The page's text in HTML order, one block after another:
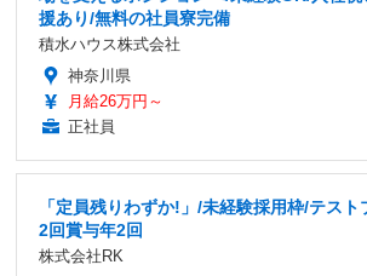
援あり/無料の社員寮完備
積水ハウス株式会社
神奈川県
月給26万円～
正社員
「定員残りわずか!」/未経験採用枠/テス
2回賞与年2回
株式会社RK